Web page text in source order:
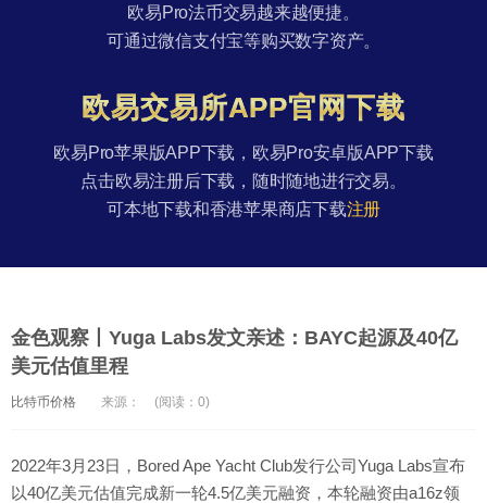
欧易Pro法币交易越来越便捷。
可通过微信支付宝等购买数字资产。
欧易交易所APP官网下载
欧易Pro苹果版APP下载，欧易Pro安卓版APP下载
点击欧易注册后下载，随时随地进行交易。
可本地下载和香港苹果商店下载注册
金色观察丨Yuga Labs发文亲述：BAYC起源及40亿
美元估值里程
比特币价格 来源： (阅读：0)
2022年3月23日，Bored Ape Yacht Club发行公司Yuga Labs宣布
以40亿美元估值完成新一轮4.5亿美元融资，本轮融资由a16z领